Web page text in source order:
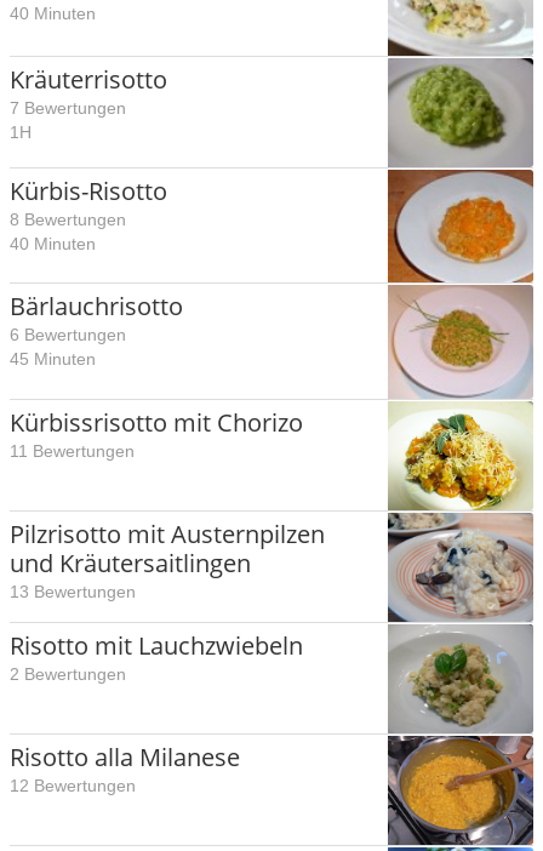
40 Minuten
Kräuterrisotto
7 Bewertungen
1H
Kürbis-Risotto
8 Bewertungen
40 Minuten
Bärlauchrisotto
6 Bewertungen
45 Minuten
Kürbissrisotto mit Chorizo
11 Bewertungen
Pilzrisotto mit Austernpilzen
und Kräutersaitlingen
13 Bewertungen
Risotto mit Lauchzwiebeln
2 Bewertungen
Risotto alla Milanese
12 Bewertungen